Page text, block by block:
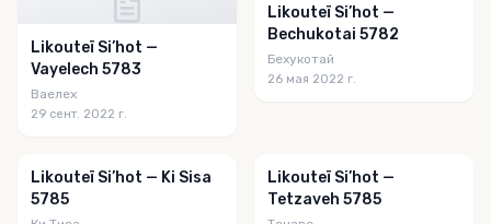
Likouteï Si’hot —
Vayelech 5783
Ваелех
29 сент. 2022 г.
Likouteï Si’hot —
Bechukotai 5782
Бехукотай
26 мая 2022 г.
Likouteï Si’hot — Ki Sisa
5785
Likouteï Si’hot —
Tetzaveh 5785